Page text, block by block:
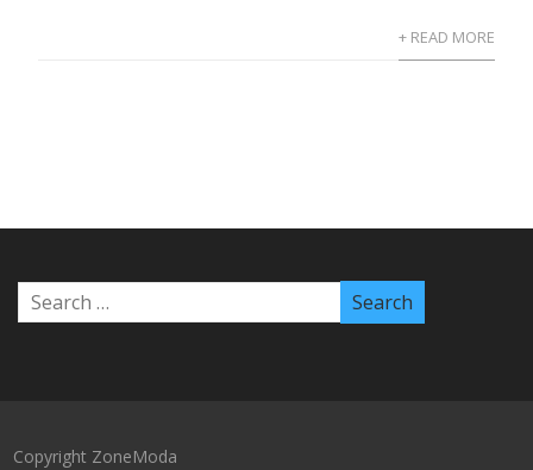
+ READ MORE
Copyright ZoneModa